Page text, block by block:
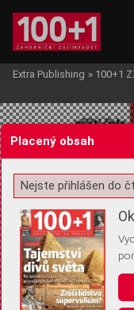
Žádost o souhlas s
Pro základní fungování
(tzv. cookies apod.).
Extra Publishing » 100+1
Placený obsah
Nejste přihlášen do